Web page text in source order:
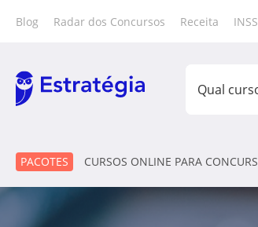
Blog Radar dos Concursos Receita INSS
PACOTES CURSOS ONLINE PARA